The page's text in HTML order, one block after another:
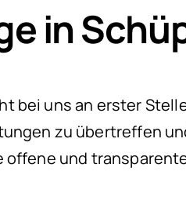
in
bei uns an erster
zu übertreffen
und